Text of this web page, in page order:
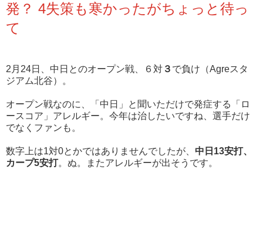
発？ 4失策も寒かったがちょっと待っ
て
2月24日、中日とのオープン戦、６対 ３ で負け（Agreスタ
ジアム北谷）。
オープン戦なのに、「中日」と聞いただけで発症する「ロ
ースコア」アレルギー。今年は治したいですね、選手だけ
でなくファンも。
数字上は1対0とかではありませんでしたが、 中日13安打、
カープ5安打。ぬ。またアレルギーが出そうです。